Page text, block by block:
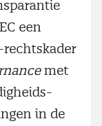
een
met
in de